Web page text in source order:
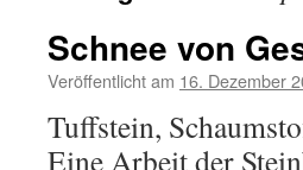
Schnee von
Veröffentlicht am 16. Dezember
Tuffstein,
Eine Arbeit der